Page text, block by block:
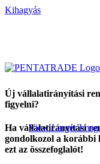
Kihagyás
Új vállalatirányítási
figyelni?
View Larger
Ha vállalatirányítási
gondolkozol a korábbi
ezt az összefoglalót!